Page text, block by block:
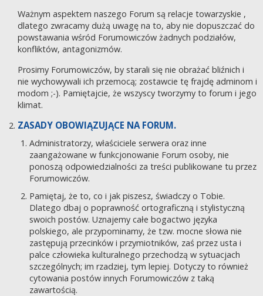
Ważnym aspektem naszego Forum są relacje towarzyskie ,
dlatego zwracamy dużą uwagę na to, aby nie dopuszczać do
powstawania wśród Forumowiczów żadnych podziałów,
konfliktów, antagonizmów.
Prosimy Forumowiczów, by starali się nie obrażać bliźnich i
nie wychowywali ich przemocą; zostawcie tę frajdę adminom i
modom ;-). Pamiętajcie, że wszyscy tworzymy to forum i jego
klimat.
ZASADY OBOWIĄZUJĄCE NA FORUM.
Administratorzy, właściciele serwera oraz inne
zaangażowane w funkcjonowanie Forum osoby, nie
ponoszą odpowiedzialności za treści publikowane tu przez
Forumowiczów.
Pamiętaj, że to, co i jak piszesz, świadczy o Tobie.
Dlatego dbaj o poprawność ortograficzną i stylistyczną
swoich postów. Uznajemy całe bogactwo języka
polskiego, ale przypominamy, że tzw. mocne słowa nie
zastępują przecinków i przymiotników, zaś przez usta i
palce człowieka kulturalnego przechodzą w sytuacjach
szczególnych; im rzadziej, tym lepiej. Dotyczy to również
cytowania postów innych Forumowiczów z taką
zawartością.